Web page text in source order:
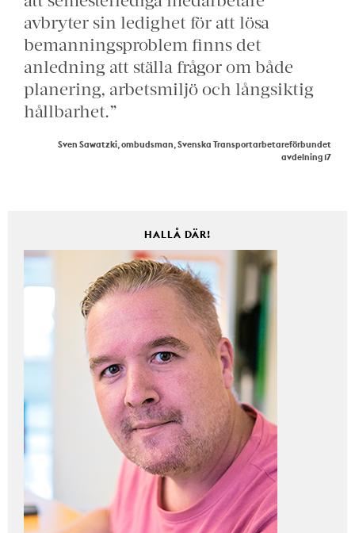
avbryter sin ledighet för att lösa
bemanningsproblem finns det
anledning att ställa frågor om både
planering, arbetsmiljö och långsiktig
hållbarhet.”
Sven Sawatzki, ombudsman, Svenska Transportarbetareförbundet
avdelning 17
HALLÅ DÄR!